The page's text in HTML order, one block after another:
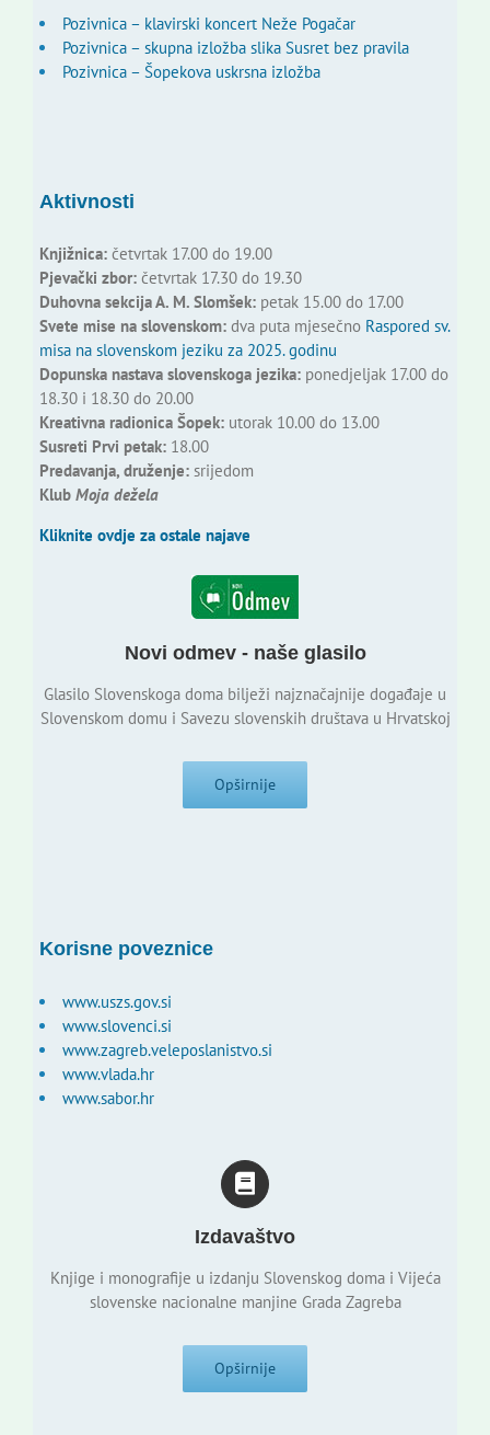
Pozivnica – klavirski koncert Neže Pogačar
Pozivnica – skupna izložba slika Susret bez pravila
Pozivnica – Šopekova uskrsna izložba
Aktivnosti
Knjižnica:četvrtak 17.00 do 19.00
Pjevački zbor:četvrtak 17.30 do 19.30
Duhovna sekcija A. M. Slomšek:petak 15.00 do 17.00
Svete mise na slovenskom:dva puta mjesečno Raspored sv.
misa na slovenskom jeziku za 2025. godinu
Dopunska nastava slovenskoga jezika:ponedjeljak 17.00 do
18.30 i 18.30 do 20.00
Kreativna radionica Šopek:utorak 10.00 do 13.00
Susreti Prvi petak:18.00
Predavanja, druženje:srijedom
Klub Moja dežela
Kliknite ovdje za ostale najave
Novi odmev - naše glasilo
Glasilo Slovenskoga doma bilježi najznačajnije događaje u
Slovenskom domu i Savezu slovenskih društava u Hrvatskoj
Opširnije
Korisne poveznice
www.uszs.gov.si
www.slovenci.si
www.zagreb.veleposlanistvo.si
www.vlada.hr
www.sabor.hr
Izdavaštvo
Knjige i monografije u izdanju Slovenskog doma i Vijeća
slovenske nacionalne manjine Grada Zagreba
Opširnije